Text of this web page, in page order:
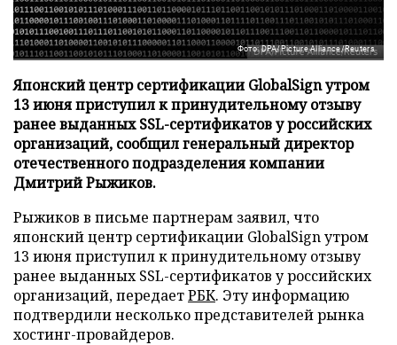
Фото: DPA/Picture Alliance/Reuters
Японский центр сертификации GlobalSign утром
13 июня приступил к принудительному отзыву
ранее выданных SSL-сертификатов у российских
организаций, сообщил генеральный директор
отечественного подразделения компании
Дмитрий Рыжиков.
Рыжиков в письме партнерам заявил, что
японский центр сертификации GlobalSign утром
13 июня приступил к принудительному отзыву
ранее выданных SSL-сертификатов у российских
организаций, передаетРБК. Эту информацию
подтвердили несколько представителей рынка
хостинг-провайдеров.